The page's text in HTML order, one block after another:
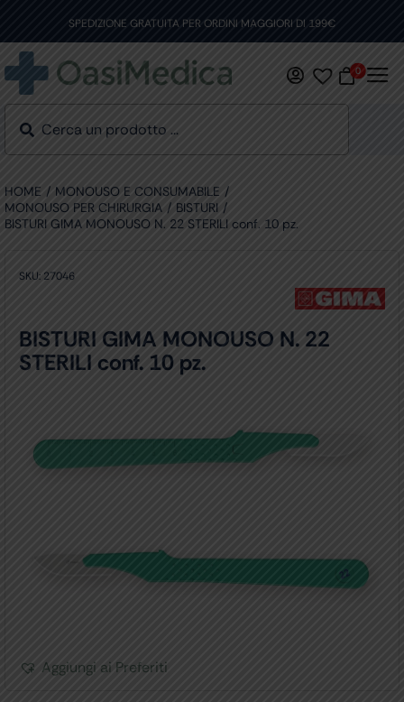
content
SPEDIZIONE GRATUITA PER ORDINI MAGGIORI DI 199€
0
HOME
MONOUSO E CONSUMABILE
MONOUSO PER CHIRURGIA
BISTURI
BISTURI GIMA MONOUSO N. 22 STERILI conf. 10 pz.
SKU: 27046
BISTURI GIMA MONOUSO N. 22
STERILI conf. 10 pz.
Aggiungi ai Preferiti